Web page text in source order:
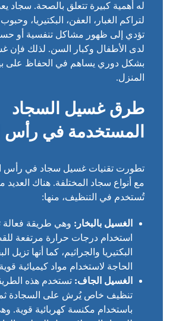
له أهمية كبيرة تتعلق بالصحة. سجاد
لتراكم الغبار، العفن، البكتيريا،
تؤدي إلى ظهور مشاكل تنفسية أو
لدى الأطفال وكبار السن. لذلك فإن
بشكل دوري يساهم في الحفاظ على
المنزل.
طرق غسيل السجاد
المستخدمة في رأس
تطورت تقنيات غسيل سجاد في رأس
مع أنواع سجاد المختلفة. هناك
تُستخدم في التنظيف، منها:
الغسيل بالبخار: وهي طريقة فعالة
استخدام درجات حرارة مرتفعة
البكتيريا والجراثيم، كما أنها تزيل
الحاجة لاستخدام مواد كيميائية
الغسيل الجاف: تستخدم هذه
تنظيف خاص يُرش على السجادة
باستخدام مكنسة كهربائية قوية.